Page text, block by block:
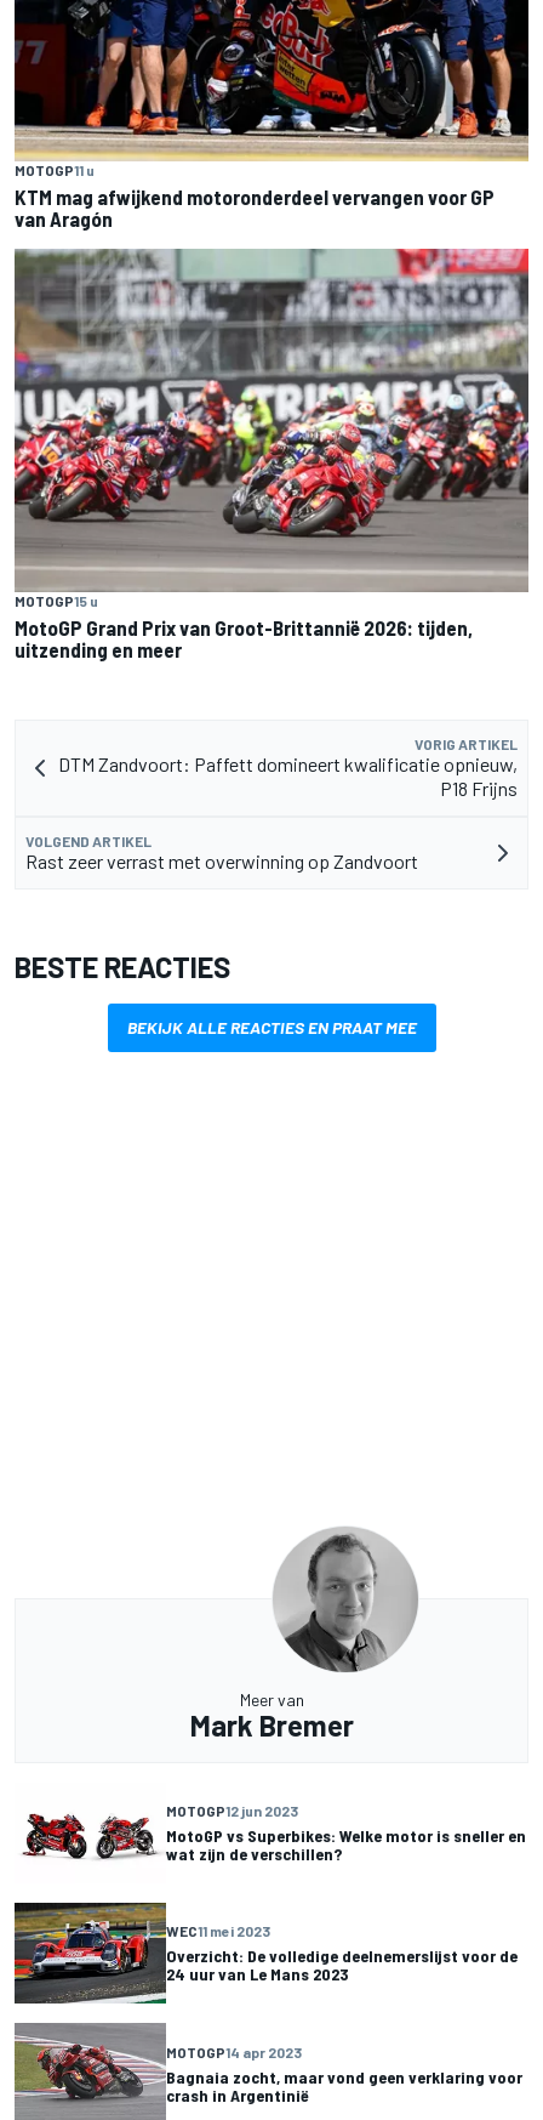
MOTOGP11 u
KTM mag afwijkend motoronderdeel vervangen voor GP
van Aragón
MOTOGP15 u
MotoGP Grand Prix van Groot-Brittannië 2026: tijden,
uitzending en meer
VORIG ARTIKEL
DTM Zandvoort: Paffett domineert kwalificatie opnieuw,
P18 Frijns
VOLGEND ARTIKEL
Rast zeer verrast met overwinning op Zandvoort
BESTE REACTIES
BEKIJK ALLE REACTIES EN PRAAT MEE
Meer van
Mark Bremer
MOTOGP12 jun 2023
MotoGP vs Superbikes: Welke motor is sneller en
wat zijn de verschillen?
WEC11 mei 2023
Overzicht: De volledige deelnemerslijst voor de
24 uur van Le Mans 2023
MOTOGP14 apr 2023
Bagnaia zocht, maar vond geen verklaring voor
crash in Argentinië